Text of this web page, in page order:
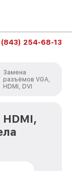
(843) 254-68-13
Замена
разъёмов VGA,
HDMI, DVI